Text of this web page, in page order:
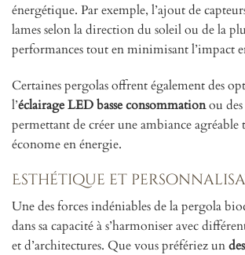
énergétique. Par exemple, l’ajout de
lames selon la direction du soleil ou de la
performances tout en minimisant l’impact
Certaines pergolas offrent également des
l’éclairage LED basse consommationou des
permettant de créer une ambiance agréable
économe en énergie.
Esthétique et
Une des forces indéniables de la pergola
dans sa capacité à s’harmoniser avec
et d’architectures. Que vous préfériez un